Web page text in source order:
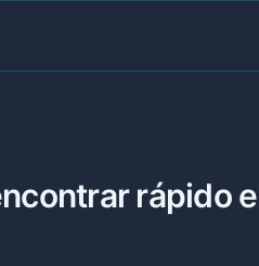
rápido